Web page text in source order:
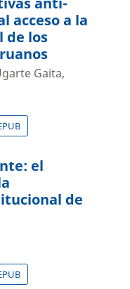
acceso a la
de los
Gaita,
el
de